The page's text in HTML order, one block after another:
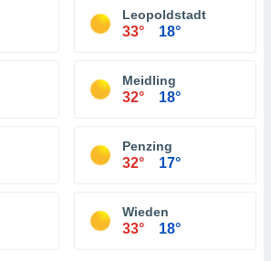
Leopoldstadt
33° 18°
Meidling
32° 18°
Penzing
32° 17°
Wieden
33° 18°